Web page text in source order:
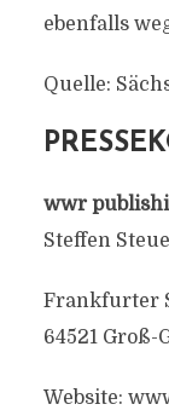
ebenfalls
Quelle:
wwr
Steffen
Frankfurter
64521 Groß-
Website: